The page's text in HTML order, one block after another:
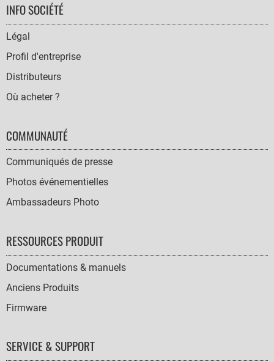
FOOTER
NAVIGATION
INFO SOCIÉTÉ
Légal
Profil d'entreprise
Distributeurs
Où acheter ?
COMMUNAUTÉ
Communiqués de presse
Photos événementielles
Ambassadeurs Photo
RESSOURCES PRODUIT
Documentations & manuels
Anciens Produits
Firmware
SERVICE & SUPPORT